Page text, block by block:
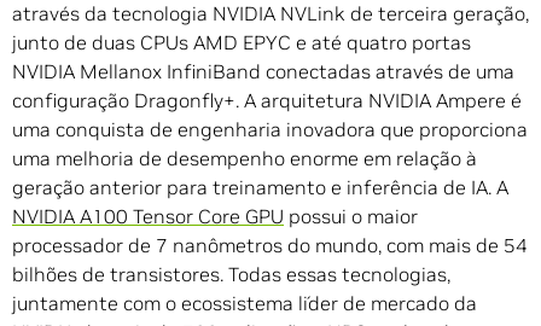
através da tecnologia NVIDIA NVLink de terceira geração,
junto de duas CPUs AMD EPYC e até quatro portas
NVIDIA Mellanox InfiniBand conectadas através de uma
configuração Dragonfly+. A arquitetura NVIDIA Ampere é
uma conquista de engenharia inovadora que proporciona
uma melhoria de desempenho enorme em relação à
geração anterior para treinamento e inferência de IA. A
NVIDIA A100 Tensor Core GPU possui o maior
processador de 7 nanômetros do mundo, com mais de 54
bilhões de transistores. Todas essas tecnologias,
juntamente com o ecossistema líder de mercado da